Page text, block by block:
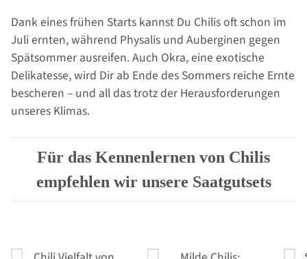
Dank eines frühen Starts kannst Du Chilis oft schon im
Juli ernten, während Physalis und Auberginen gegen
Spätsommer ausreifen. Auch Okra, eine exotische
Delikatesse, wird Dir ab Ende des Sommers reiche Ernte
bescheren – und all das trotz der Herausforderungen
unseres Klimas.
Für das Kennenlernen von Chilis
empfehlen wir unsere Saatgutsets